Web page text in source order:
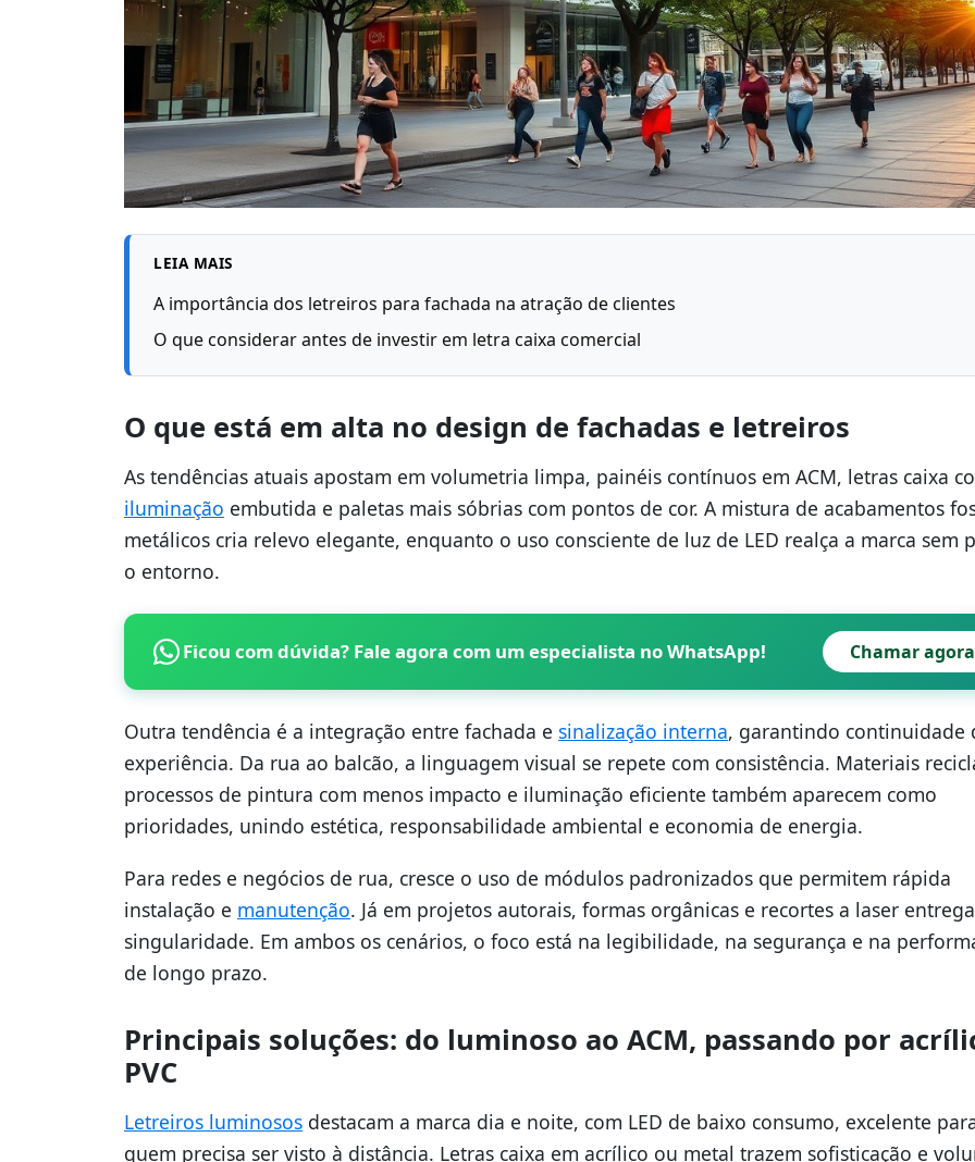
LEIA MAIS
A importância dos letreiros para fachada na atração de clientes
O que considerar antes de investir em letra caixa comercial
O que está em alta no design de fachadas e letreiros
As tendências atuais apostam em volumetria limpa, painéis contínuos em ACM, letras caixa
iluminação embutida e paletas mais sóbrias com pontos de cor. A mistura de acabamentos
metálicos cria relevo elegante, enquanto o uso consciente de luz de LED realça a marca sem
o entorno.
Ficou com dúvida? Fale agora com um especialista no WhatsApp! Chamar agora
Outra tendência é a integração entre fachada e sinalização interna, garantindo continuidade
experiência. Da rua ao balcão, a linguagem visual se repete com consistência. Materiais
processos de pintura com menos impacto e iluminação eficiente também aparecem como
prioridades, unindo estética, responsabilidade ambiental e economia de energia.
Para redes e negócios de rua, cresce o uso de módulos padronizados que permitem rápida
instalação e manutenção. Já em projetos autorais, formas orgânicas e recortes a laser
singularidade. Em ambos os cenários, o foco está na legibilidade, na segurança e na
de longo prazo.
Principais soluções: do luminoso ao ACM, passando por
PVC
Letreiros luminosos destacam a marca dia e noite, com LED de baixo consumo, excelente
quem precisa ser visto à distância. Letras caixa em acrílico ou metal trazem sofisticação e